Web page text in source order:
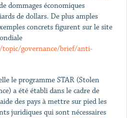
dommages économiques
de dollars. De plus amples
concrets figurent sur le site
governance/brief/anti-
le programme STAR (Stolen
a été établi dans le cadre de
des pays à mettre sur pied les
juridiques qui sont nécessaires